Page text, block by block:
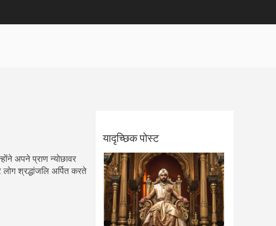
अपने प्राण न्योछावर
श्रद्धांजलि अर्पित करते
यादृच्छिक पोस्ट